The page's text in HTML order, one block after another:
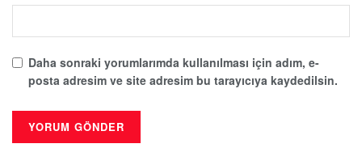
Daha sonraki yorumlarımda kullanılması için adım, e-
posta adresim ve site adresim bu tarayıcıya kaydedilsin.